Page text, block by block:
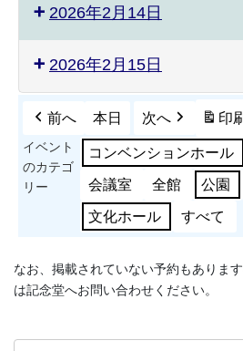
2026年2月14日
2026年2月15日
前へ 本日 次へ 印
イベント
のカテゴ
リー
コンベンションホール
会議室 全館 公園
文化ホール すべて
なお、掲載されていない予約もありま
は記念堂へお問い合わせください。